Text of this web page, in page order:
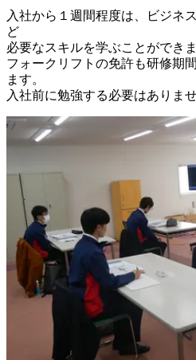
入社から１週間程度は、ビジネ
ど
必要なスキルを学ぶことができま
フォークリフトの免許も研修期
ます。
入社前に勉強する必要はありま